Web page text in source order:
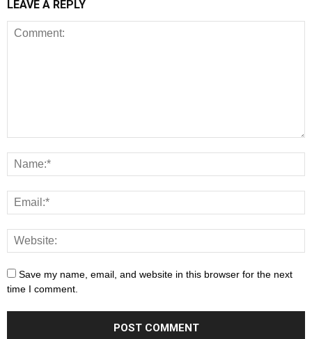
LEAVE A REPLY
Save my name, email, and website in this browser for the next
time I comment.